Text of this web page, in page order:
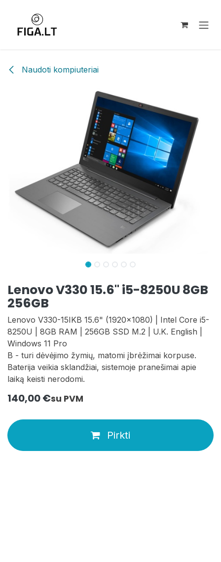
Naudoti kompiuteriai
Lenovo V330 15.6" i5-8250U 8GB
256GB
Lenovo V330-15IKB 15.6" (1920x1080) | Intel Core i5-
8250U | 8GB RAM | 256GB SSD M.2 | U.K. English |
Windows 11 Pro
B - turi dėvėjimo žymių, matomi įbrėžimai korpuse.
Baterija veikia sklandžiai, sistemoje pranešimai apie
laiką keisti nerodomi.
140,00€su PVM
Pirkti